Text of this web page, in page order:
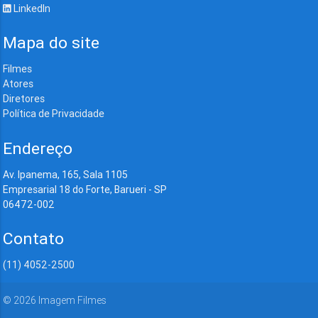
LinkedIn
Mapa do site
Filmes
Atores
Diretores
Política de Privacidade
Endereço
Av. Ipanema, 165, Sala 1105
Empresarial 18 do Forte, Barueri - SP
06472-002
Contato
(11) 4052-2500
© 2026 Imagem Filmes